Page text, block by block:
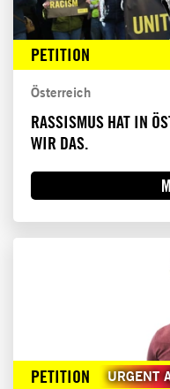
PETITION
Österreich
RASSISMUS HAT IN
WIR DAS.
PETITION URGENT